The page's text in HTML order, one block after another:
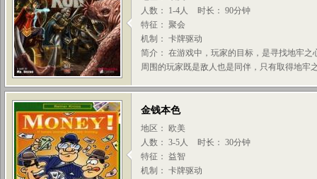
人数： 1-4人
时长： 90分钟
特征： 聚会
机制： 卡牌驱动
简介： 在游戏中，玩家的目标，是寻找地牢
周围的玩家既是敌人也是同伴，只有取得地牢
金钱本色
地区： 欧美
人数： 3-5人
时长： 30分钟
特征： 益智
机制： 卡牌驱动